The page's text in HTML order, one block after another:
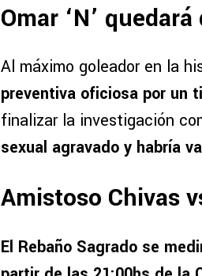
Omar ‘N’
Al máximo goleador en la
preventiva oficiosa por un
finalizar la investigación
sexual agravado y habría
Amistoso Chivas
El Rebaño Sagrado se